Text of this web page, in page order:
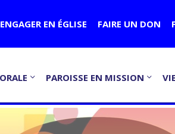
EN ÉGLISE FAIRE UN DON
PAROISSE EN MISSION